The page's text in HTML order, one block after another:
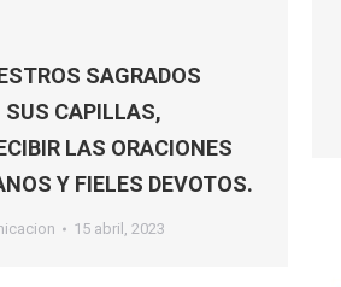
SAGRADOS
SUS CAPILLAS,
LAS ORACIONES
Y FIELES DEVOTOS.
15 abril, 2023